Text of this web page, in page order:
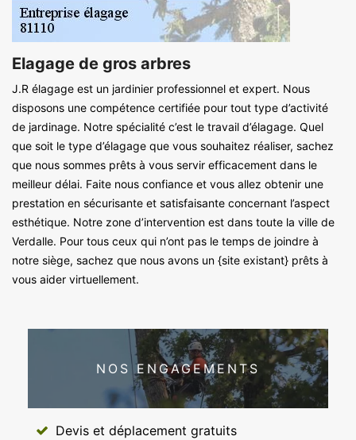
Elagage de gros arbres
J.R élagage est un jardinier professionnel et expert. Nous
disposons une compétence certifiée pour tout type d’activité
de jardinage. Notre spécialité c’est le travail d’élagage. Quel
que soit le type d’élagage que vous souhaitez réaliser, sachez
que nous sommes prêts à vous servir efficacement dans le
meilleur délai. Faite nous confiance et vous allez obtenir une
prestation en sécurisante et satisfaisante concernant l’aspect
esthétique. Notre zone d’intervention est dans toute la ville de
Verdalle. Pour tous ceux qui n’ont pas le temps de joindre à
notre siège, sachez que nous avons un {site existant} prêts à
vous aider virtuellement.
NOS ENGAGEMENTS
Devis et déplacement gratuits